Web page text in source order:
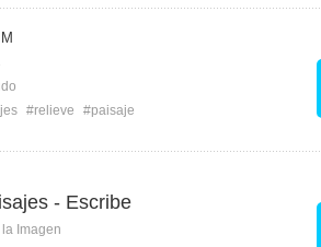
#relieve #paisaje
- Escribe
la Imagen